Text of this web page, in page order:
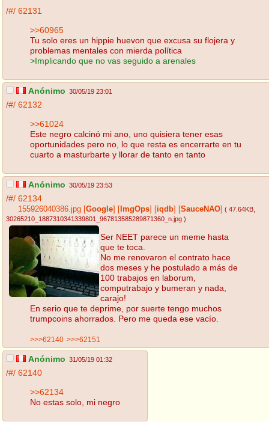
/#/ 62131
>>60965
Tu solo eres un hippie huevon que excusa su flojera y
problemas mentales con mierda política
>Implicando que no vas seguido a arenales
Anónimo 30/05/19 23:01
/#/ 62132
>>61024
Este negro calcinó mi ano, uno quisiera tener esas
oportunidades pero no, lo que resta es encerrarte en tu
cuarto a masturbarte y llorar de tanto en tanto
Anónimo 30/05/19 23:53
/#/ 62134
155926040386.jpg Google ImgOps iqdb SauceNAO ( 47.64KB
30265210_1887310341339801_967813585289871360_n.jpg )
Ser NEET parece un meme hasta
que te toca.
No me renovaron el contrato hace
dos meses y he postulado a más de
100 trabajos en laborum,
computrabajo y bumeran y nada,
carajo!
En serio que te deprime, por suerte tengo muchos
trumpcoins ahorrados. Pero me queda ese vacío.
>>>62140 >>>62151
Anónimo 31/05/19 01:32
/#/ 62140
>>62134
No estas solo, mi negro